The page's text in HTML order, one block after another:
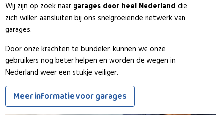
Wij zijn op zoek naar garages door heel Nederland die
zich willen aansluiten bij ons snelgroeiende netwerk van
garages.
Door onze krachten te bundelen kunnen we onze
gebruikers nog beter helpen en worden de wegen in
Nederland weer een stukje veiliger.
Meer informatie voor garages